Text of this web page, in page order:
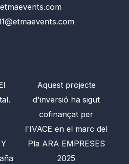
Aquest projecte
d'inversió ha sigut
cofinançat per
l'IVACE en el marc del
Pla ARA EMPRESES
2025